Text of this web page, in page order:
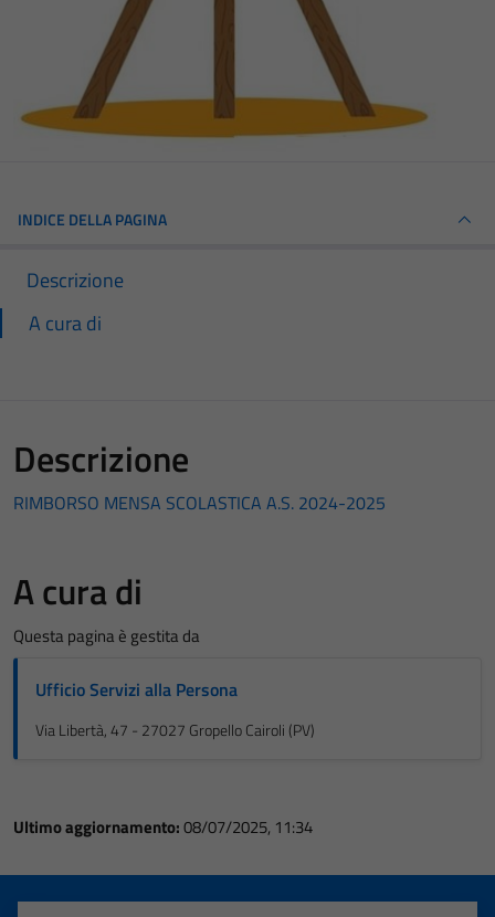
INDICE DELLA PAGINA
Descrizione
A cura di
Descrizione
RIMBORSO MENSA SCOLASTICA A.S. 2024-2025
A cura di
Questa pagina è gestita da
Ufficio Servizi alla Persona
Via Libertà, 47 - 27027 Gropello Cairoli (PV)
Ultimo aggiornamento:08/07/2025, 11:34